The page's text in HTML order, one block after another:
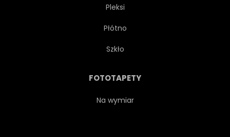
Pleksi
Płótno
Szkło
FOTOTAPETY
Na wymiar